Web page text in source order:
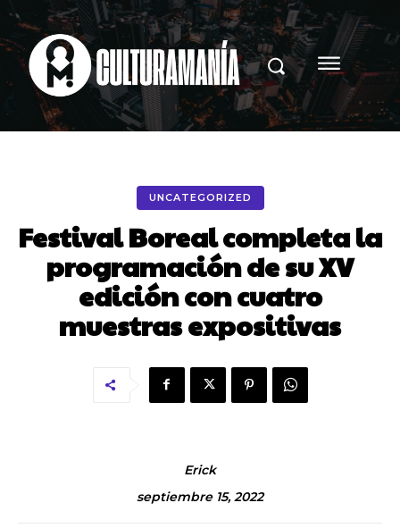
UNCATEGORIZED
Festival Boreal completa la
programación de su XV
edición con cuatro
muestras expositivas
Erick
septiembre 15, 2022